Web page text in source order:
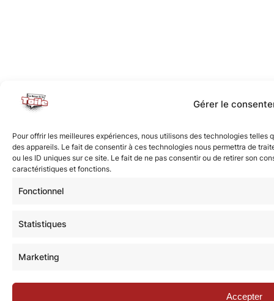
Gérer le
Pour offrir les meilleures expériences, nous utilisons des technologies
des appareils. Le fait de consentir à ces technologies nous permettra de
ou les ID uniques sur ce site. Le fait de ne pas consentir ou de retirer son
caractéristiques et fonctions.
Fonctionnel
Statistiques
Marketing
Accepter